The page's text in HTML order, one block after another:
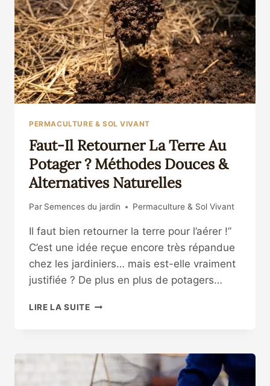
HARICOT
ET
COURGE
POUR
UN
TRIO
GAGNANT
PERMACULTURE & SOL VIVANT
Faut-Il Retourner La Terre Au
Potager ? Méthodes Douces &
Alternatives Naturelles
Par Semences du jardin Permaculture & Sol Vivant
Il faut bien retourner la terre pour l’aérer !”
C’est une idée reçue encore très répandue
chez les jardiniers… mais est-elle vraiment
justifiée ? De plus en plus de potagers…
LIRE LA SUITEFAUT-
TERRE
AU
POTAGER